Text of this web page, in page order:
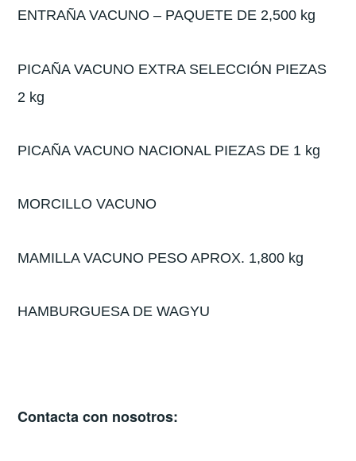
ENTRAÑA VACUNO – PAQUETE DE 2,500 kg
PICAÑA VACUNO EXTRA SELECCIÓN PIEZAS
2 kg
PICAÑA VACUNO NACIONAL PIEZAS DE 1 kg
MORCILLO VACUNO
MAMILLA VACUNO PESO APROX. 1,800 kg
HAMBURGUESA DE WAGYU
Contacta con nosotros: